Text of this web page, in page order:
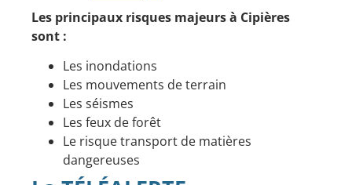
Les principaux risques majeurs à Cipières
sont :
Les inondations
Les mouvements de terrain
Les séismes
Les feux de forêt
Le risque transport de matières
dangereuses